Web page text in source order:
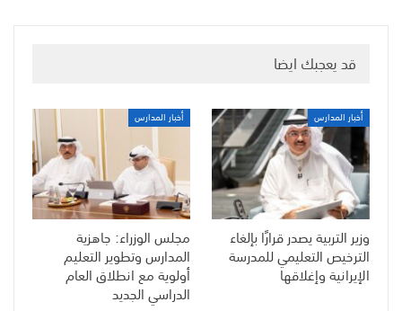
قد يعجبك ايضا
أخبار المدارس
وزير التربية يصدر قرارًا بإلغاء
الترخيص التعليمي للمدرسة
الإيرانية وإغلاقها
أخبار المدارس
مجلس الوزراء: جاهزية
المدارس وتطوير التعليم
أولوية مع انطلاق العام
الدراسي الجديد